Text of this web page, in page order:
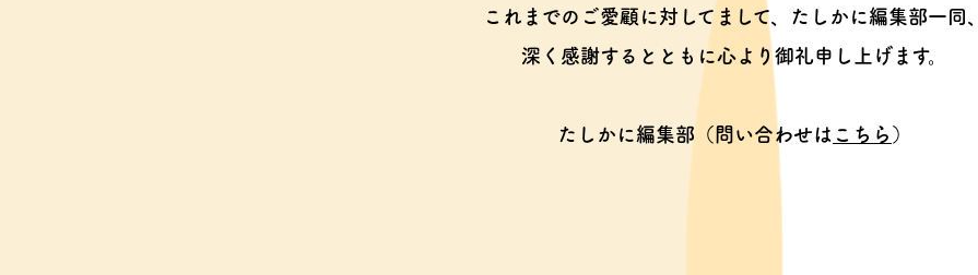
これまでのご愛顧に対してまして、
たしかに編集部一同、
深く感謝するとともに心より御礼申し上げます。
たしかに編集部（問い合わせは こちら ）